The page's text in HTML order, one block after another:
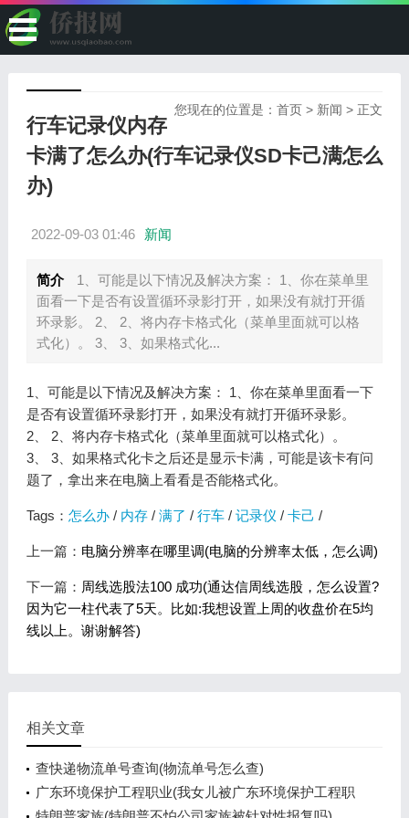
您现在的位置是：首页 > 新闻 > 正文
行车记录仪内存
卡满了怎么办(行车记录仪SD卡己满怎么
办)
2022-09-03 01:46 新闻
简介
1、可能是以下情况及解决方案： 1、你在菜单里
面看一下是否有设置循环录影打开，如果没有就打开循
环录影。 2、 2、将内存卡格式化（菜单里面就可以格
式化）。 3、 3、如果格式化...
1、可能是以下情况及解决方案： 1、你在菜单里面看一下
是否有设置循环录影打开，如果没有就打开循环录影。
2、 2、将内存卡格式化（菜单里面就可以格式化）。
3、 3、如果格式化卡之后还是显示卡满，可能是该卡有问
题了，拿出来在电脑上看看是否能格式化。
Tags： 怎么办/ 内存/ 满了 / 行车/ 记录仪 / 卡己 /
上一篇： 电脑分辨率在哪里调(电脑的分辨率太低，怎么调)
下一篇： 周线选股法100 成功(通达信周线选股，怎么设置?
因为它一柱代表了5天。比如:我想设置上周的收盘价在5均
线以上。谢谢解答)
相关文章
查快递物流单号查询(物流单号怎么查)
广东环境保护工程职业(我女儿被广东环境保护工程职